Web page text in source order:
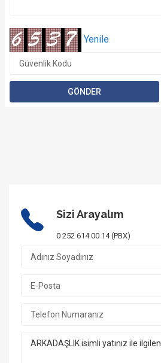
Yenile
Sizi Arayalım
0 252 614 00 14 (PBX)